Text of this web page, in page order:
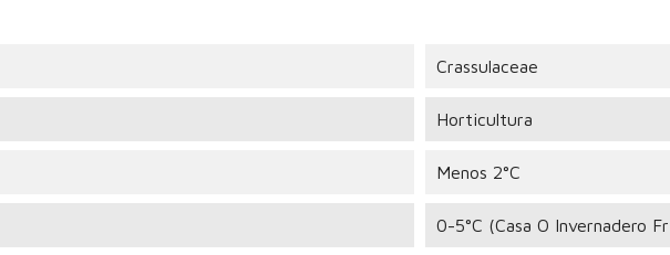
Crassulaceae
Horticultura
Menos 2°C
0-5°C (casa O Invernadero